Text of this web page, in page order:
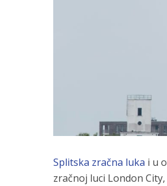
Splitska zračna luka i u
zračnoj luci London